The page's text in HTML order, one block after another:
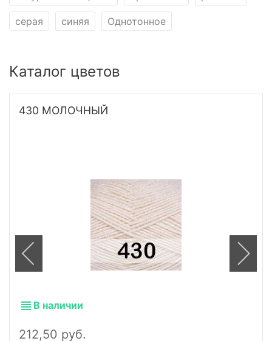
серая синяя Однотонное
Каталог цветов
430 МОЛОЧНЫЙ
В наличии
212,50 руб.